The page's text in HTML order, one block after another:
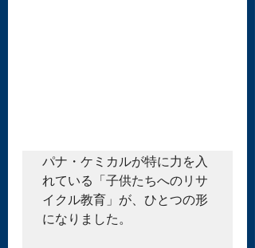
パナ・ケミカルが特に力を入
れている「子供たちへのリサ
イクル教育」が、ひとつの形
になりました。